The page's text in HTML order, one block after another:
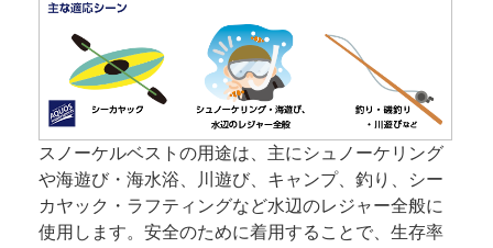
スノーケルベストの用途は、主にシュノーケリング
や海遊び・海水浴、川遊び、キャンプ、釣り、シー
カヤック・ラフティングなど水辺のレジャー全般に
使用します。安全のために着用することで、生存率